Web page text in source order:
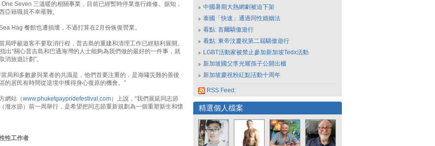
Seven 三溫暖的相關事業，目前已經暫時停業進行維修。据知，
亞籍職員不幸罹難。
Hag 餐館也遭損壞，不過打算在2月份恢復營業。
局呼籲遊客不要取消行程，普吉島的重建和清理工作已經順利展開。
出“關心普吉島和巴通海灣的人士能夠為我們做的最好的一件事，就
消旅遊計劃”。
局和多數參與業者的共識是，他們首要注重的，是海嘯災難的善後
的居民有時間從逆境中獲得身心復原的機會。”
網站（www.phuketgaypridefestival.com）上說，“我們展延同志節
潑水節）前一周舉行，是希望把同志節重新規劃為一個重塑新生和懷
性工作者
中國暑期大熱網劇被迫下架
泰國「快速」通過同性婚姻法
看點: 首爾驕傲遊行
看點: 東帝汶慶祝第二屆驕傲遊行
LGBT活動家被禁止參加新加坡Tedx活動
新加坡國父李光耀孫子公開出櫃
新加坡慶祝粉紅點活動十周年
RSS Feed:
精選個人檔案